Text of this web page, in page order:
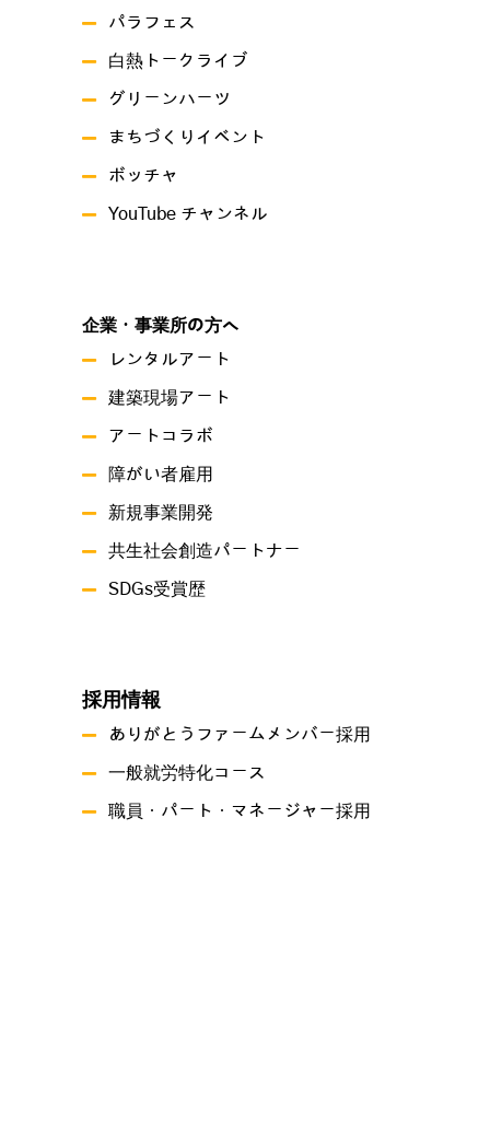
パラフェス
白熱トークライブ
グリーンハーツ
まちづくりイベント
ボッチャ
YouTube チャンネル
企業・事業所の方へ
レンタルアート
建築現場アート
アートコラボ
障がい者雇用
新規事業開発
共生社会創造パートナー
SDGs受賞歴
採用情報
ありがとうファームメンバー採用
一般就労特化コース
職員・パート・マネージャー採用